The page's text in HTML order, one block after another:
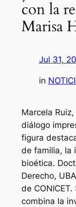
con la
Marisa
Jul 31,
in
Marcela
diálogo
figura
de familia, la
bioética.
Derecho,
de
combina la